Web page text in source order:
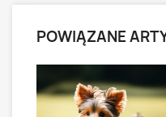
POWIĄZANE